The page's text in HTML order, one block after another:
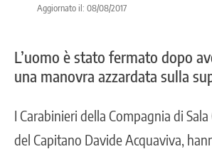
Aggiornato il: 08/08/2017
L’uomo è stato fermato dopo
una manovra azzardata sulla
I Carabinieri della Compagnia di
del Capitano Davide Acquaviva,